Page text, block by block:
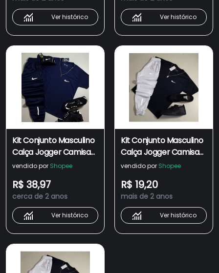
Ver histórico Ver histórico
Kit Conjunto Masculino
Calça Jogger Camisa
Masculina Refletiva
Esportivo dry fit -
ENVIO IMEDIATO
vendido por Shopee
R$ 38,97
cerca de 2 anos
Ver histórico
Kit Conjunto Masculino
Calça Jogger Camisa
Masculina Refletiva
Esportivo dry fit
masculino
vendido por Shopee
R$ 19,20
mais de 2 anos
Ver histórico